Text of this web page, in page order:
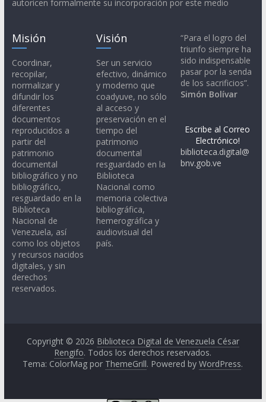
autoricen formalmente su incorporación por este medio
Misión
Coordinar,
recopilar,
normalizar y
difundir los
diferentes
documentos
reproducidos a
partir del
patrimonio
documental
bibliográfico y no
bibliográfico,
resguardado en la
Biblioteca
Nacional de
Venezuela, así
como los objetos
y recursos nacidos
digitales, y sin
derechos
reservados.
Visión
Ser un servicio
efectivo, dinámico
y moderno que
coadyuve, no sólo
al acceso y
preservación en el
tiempo del
patrimonio
documental
resguardado en la
Biblioteca
Nacional como
memoria colectiva
bibliográfica,
hemerográfica y
audiovisual del
país.
“Para el logro del
triunfo siempre ha
sido indispensable
pasar por la senda
de los sacrificios”.
Simón Bolívar
Escribe al Correo
Electrónico!
biblioteca.digital@
bnv.gob.ve
Copyright © 2026 Biblioteca Digital de Venezuela César
Rengifo. Todos los derechos reservados.
Tema: ColorMag por ThemeGrill. Powered byWordPress.